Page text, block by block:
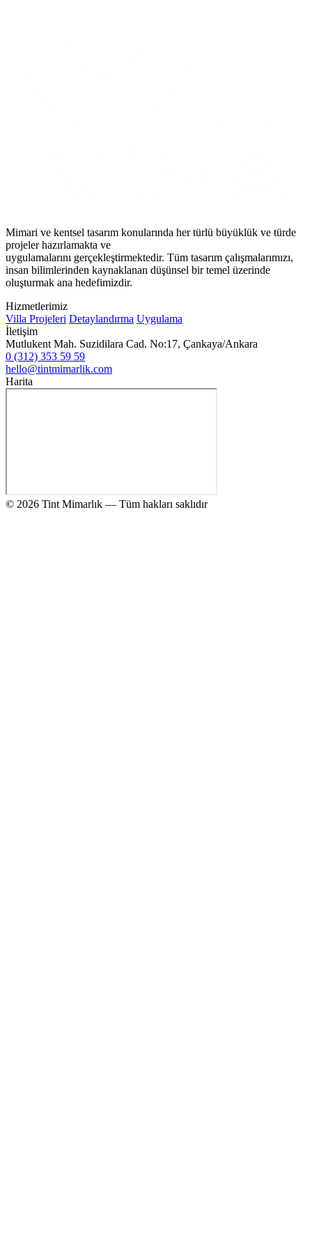
Mimari ve kentsel tasarım konularında her türlü büyüklük ve türde
projeler hazırlamakta ve
uygulamalarını gerçekleştirmektedir. Tüm tasarım çalışmalarımızı,
insan bilimlerinden kaynaklanan düşünsel bir temel üzerinde
oluşturmak ana hedefimizdir.
Hizmetlerimiz
Villa Projeleri Detaylandırma Uygulama
İletişim
Mutlukent Mah. Suzidilara Cad. No:17, Çankaya/Ankara
0 (312) 353 59 59
hello@tintmimarlik.com
Harita
© 2026 Tint Mimarlık — Tüm hakları saklıdır